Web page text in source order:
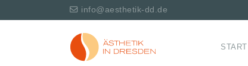
info@aesthetik-dd.de
START